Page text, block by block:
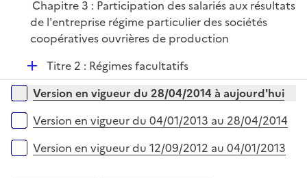
Chapitre 3 : Participation des salariés aux résultats
de l'entreprise régime particulier des sociétés
coopératives ouvrières de production
D
é
p
l
i
e
Titre 2 : Régimes facultatifs
Versions sur la période
Version en vigueur du 28/04/2014 à aujourd'hui
Version en vigueur du 04/01/2013 au 28/04/2014
Version en vigueur du 12/09/2012 au 04/01/2013